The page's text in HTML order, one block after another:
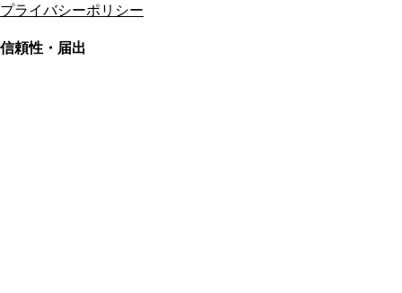
プライバシーポリシー
信頼性・届出